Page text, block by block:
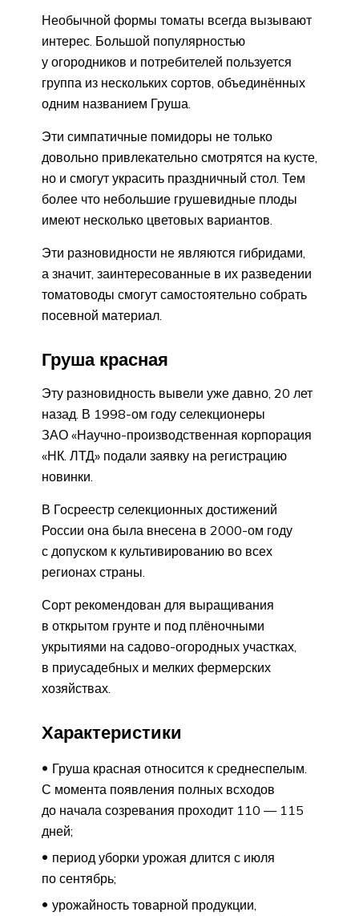
Необычной формы томаты всегда вызывают
интерес. Большой популярностью
у огородников и потребителей пользуется
группа из нескольких сортов, объединённых
одним названием Груша.
Эти симпатичные помидоры не только
довольно привлекательно смотрятся на кусте,
но и смогут украсить праздничный стол. Тем
более что небольшие грушевидные плоды
имеют несколько цветовых вариантов.
Эти разновидности не являются гибридами,
а значит, заинтересованные в их разведении
томатоводы смогут самостоятельно собрать
посевной материал.
Груша красная
Эту разновидность вывели уже давно, 20 лет
назад. В 1998-ом году селекционеры
ЗАО «Научно-производственная корпорация
«НК. ЛТД» подали заявку на регистрацию
новинки.
В Госреестр селекционных достижений
России она была внесена в 2000-ом году
с допуском к культивированию во всех
регионах страны.
Сорт рекомендован для выращивания
в открытом грунте и под плёночными
укрытиями на садово-огородных участках,
в приусадебных и мелких фермерских
хозяйствах.
Характеристики
Груша красная относится к среднеспелым.
С момента появления полных всходов
до начала созревания проходит 110 — 115
дней;
период уборки урожая длится с июля
по сентябрь;
урожайность товарной продукции,